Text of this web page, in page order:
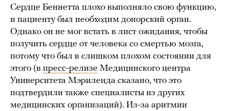
Сердце Беннетта плохо выполняло свою функцию,
и пациенту был необходим донорский орган.
Однако он не мог встать в лист ожидания, чтобы
получить сердце от человека со смертью мозга,
потому что был в слишком плохом состоянии для
этого (в пресс-релизе Медицинского центра
Университета Мэриленда сказано, что это
подтвердили также специалисты из других
медицинских организаций). Из-за аритмии